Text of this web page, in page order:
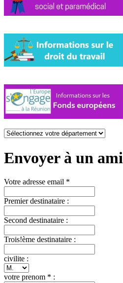
Envoyer à un ami
Votre adresse email *
Premier destinataire :
Second destinataire :
Trois!ème destinataire :
civilite :
votre prenom * :